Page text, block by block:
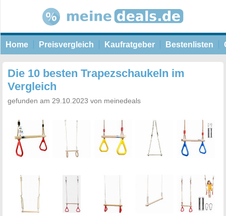
Home Preisvergleich Kaufratgeber Bestenlisten
Die 10 besten Trapezschaukeln im
Vergleich
gefunden am 29.10.2023 von meinedeals